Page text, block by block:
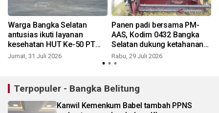
Warga Bangka Selatan
antusias ikuti layanan
kesehatan HUT Ke-50 PT
Timah
Jumat, 31 Juli 2026
Panen padi bersama PM-
AAS, Kodim 0432 Bangka
Selatan dukung ketahanan
pangan nasional
Rabu, 29 Juli 2026
Terpopuler - Bangka Belitung
Kanwil Kemenkum Babel tambah PPNS